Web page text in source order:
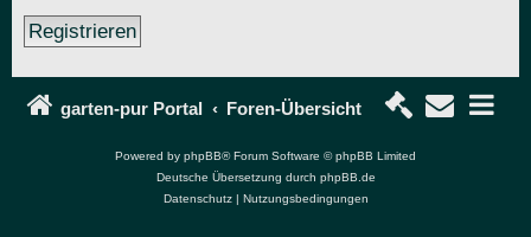
Registrieren
garten-pur Portal Foren-Übersicht
Powered by phpBB® Forum Software © phpBB Limited
Deutsche Übersetzung durch phpBB.de
Datenschutz| Nutzungsbedingungen